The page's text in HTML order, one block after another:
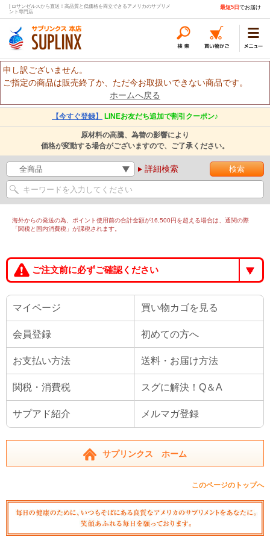
| ロサンゼルスから直送！高品質と低価格を両立できるアメリカのサプリメ
ント専門店
最短5日 でお届け
申し訳ございません。
ご指定の商品は販売終了か、ただ今お取扱いできない商品です。
ホームへ戻る
【今すぐ登録】 LINEお友だち追加で割引クーポン♪
原材料の高騰、為替の影響により
価格が変動する場合がございますので、ご了承ください。
詳細検索
海外からの発送の為、ポイント使用前の合計金額が16,500円を超える場合は、通関の際
「関税と国内消費税」が課税されます。
ご注文前に必ずご確認ください
マイページ 買い物カゴを見る
会員登録 初めての方へ
お支払い方法 送料・お届け方法
関税・消費税 スグに解決！Q＆A
サプアド紹介 メルマガ登録
サプリンクス ホーム
このページのトップへ